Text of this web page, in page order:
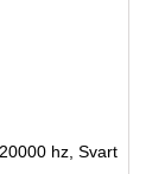
hz, Svart